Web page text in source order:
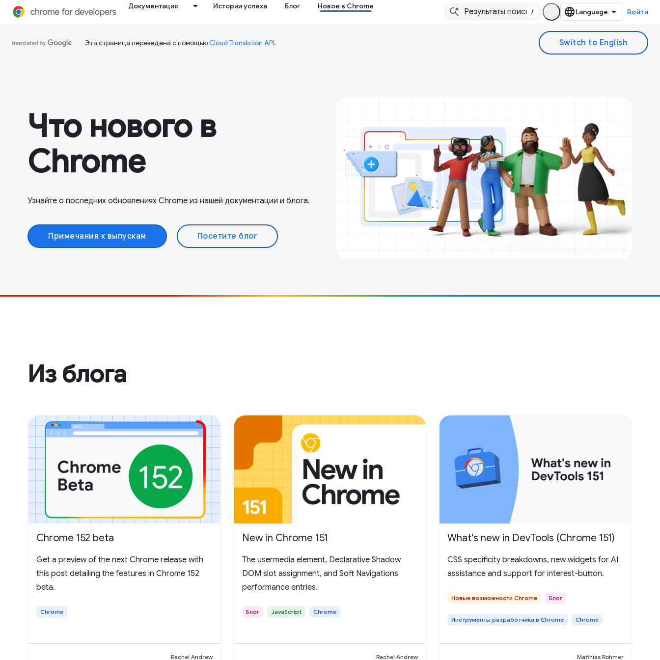
Документация Истории успеха Блог Новое в Chrome
/ Войти
Эта страница переведена с помощьюCloud Translation API.
Что нового в
Chrome
Узнайте о последних обновлениях Chrome из нашей документации и блога.
Примечания к выпускам Посетите блог
Из блога
Chrome 152 beta
Get a preview of the next Chrome release with
this post detailing the features in Chrome 152
beta.
Chrome
Rachel Andrew
New in Chrome 151
The usermedia element, Declarative Shadow
DOM slot assignment, and Soft Navigations
performance entries.
Блог JavaScript Chrome
Rachel Andrew
What's new in DevTools (Chrome 151)
CSS specificity breakdowns, new widgets for AI
assistance and support for interest-button.
Новые возможности Chrome Блог
Инструменты разработчика в Chrome Chrome
Matthias Rohmer